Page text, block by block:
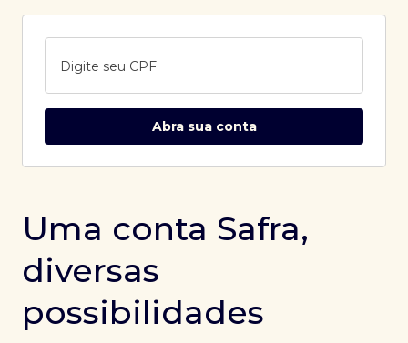
Digite seu CPF
Abra sua conta
Uma conta Safra,
diversas
possibilidades